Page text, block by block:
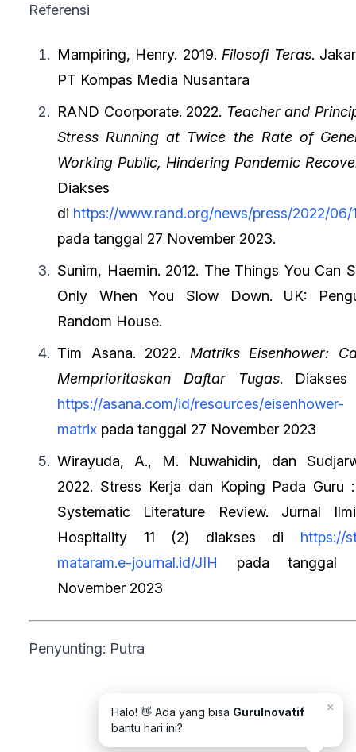
Referensi
Mampiring, Henry. 2019. Filosofi Teras.
PT Kompas Media Nusantara
RAND Coorporate. 2022. Teacher and
Stress Running at Twice the Rate of
Working Public, Hindering Pandemic
Diakses
di https://www.rand.org/news/press/2022/06/
pada tanggal 27 November 2023.
Sunim, Haemin. 2012. The Things You Can
Only When You Slow Down. UK:
Random House.
Tim Asana. 2022. Matriks Eisenhower:
Memprioritaskan Daftar Tugas. Diakses
https://asana.com/id/resources/eisenhower-
matrix pada tanggal 27 November 2023
Wirayuda, A., M. Nuwahidin, dan
2022. Stress Kerja dan Koping Pada Guru
Systematic Literature Review. Jurnal
Hospitality 11 (2) diakses di https://
mataram.e-journal.id/JIH pada tanggal
November 2023
Penyunting: Putra
×
Halo! 👋 Ada yang bisa GuruInovatif
bantu hari ini?